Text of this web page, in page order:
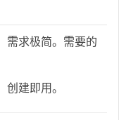
需求极简。需要的
建即用。